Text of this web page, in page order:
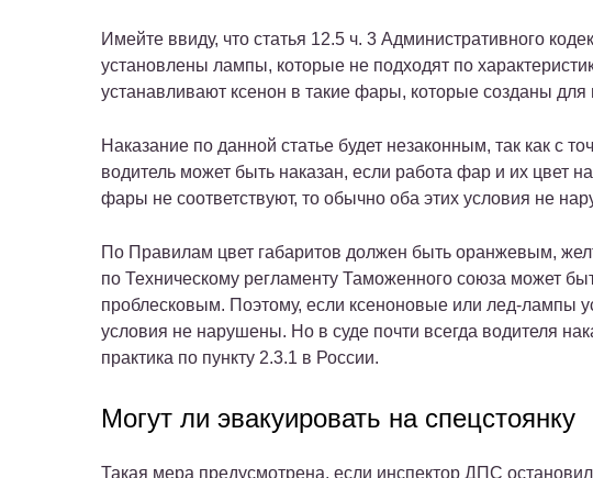
Имейте ввиду, что статья 12.5 ч. 3 Административного
установлены лампы, которые не подходят по
устанавливают ксенон в такие фары, которые созданы для
Наказание по данной статье будет незаконным, так как с
водитель может быть наказан, если работа фар и их цвет
фары не соответствуют, то обычно оба этих условия не
По Правилам цвет габаритов должен быть оранжевым,
по Техническому регламенту Таможенного союза может
проблесковым. Поэтому, если ксеноновые или лед-лампы
условия не нарушены. Но в суде почти всегда водителя
практика по пункту 2.3.1 в России.
Могут ли эвакуировать на спецстоянку
Такая мера предусмотрена, если инспектор ДПС